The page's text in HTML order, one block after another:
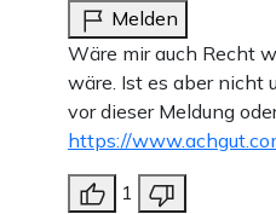
Melden
Wäre mir auch Recht
wäre. Ist es aber nicht
vor dieser Meldung
https://
1